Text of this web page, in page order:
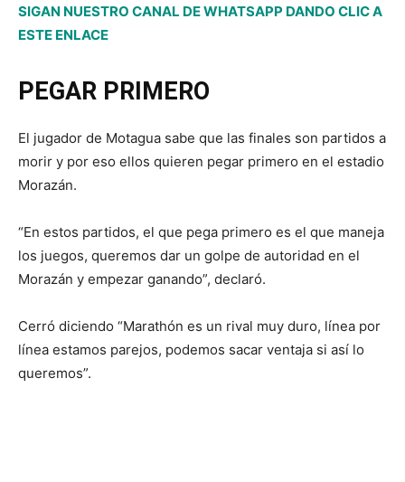
SIGAN NUESTRO CANAL DE WHATSAPP DANDO CLIC A
ESTE ENLACE
PEGAR PRIMERO
El jugador de Motagua sabe que las finales son partidos a
morir y por eso ellos quieren pegar primero en el estadio
Morazán.
“En estos partidos, el que pega primero es el que maneja
los juegos, queremos dar un golpe de autoridad en el
Morazán y empezar ganando”, declaró.
Cerró diciendo “Marathón es un rival muy duro, línea por
línea estamos parejos, podemos sacar ventaja si así lo
queremos”.